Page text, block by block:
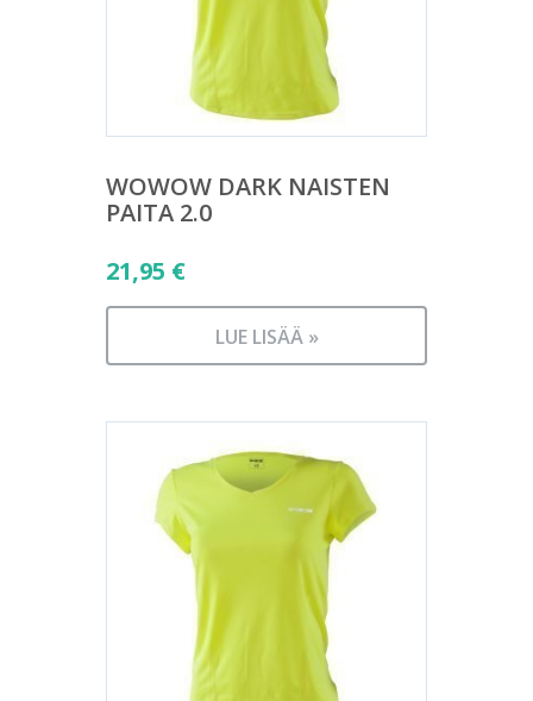
WOWOW DARK NAISTEN
PAITA 2.0
21,95 €
LUE LISÄÄ »